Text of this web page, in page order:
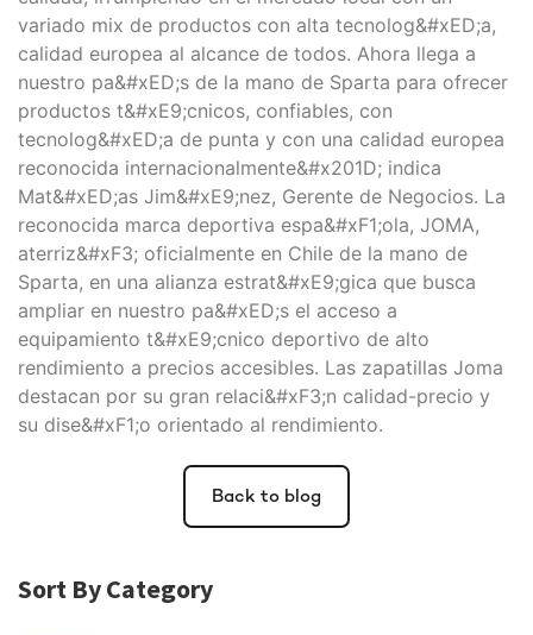
Sort By Category
variado mix de productos con alta tecnolog&#xED;a,
calidad europea al alcance de todos. Ahora llega a
nuestro pa&#xED;s de la mano de Sparta para ofrecer
productos t&#xE9;cnicos, confiables, con
tecnolog&#xED;a de punta y con una calidad europea
reconocida internacionalmente&#x201D; indica
Mat&#xED;as Jim&#xE9;nez, Gerente de Negocios. La
reconocida marca deportiva espa&#xF1;ola, JOMA,
aterriz&#xF3; oficialmente en Chile de la mano de
Sparta, en una alianza estrat&#xE9;gica que busca
ampliar en nuestro pa&#xED;s el acceso a
equipamiento t&#xE9;cnico deportivo de alto
rendimiento a precios accesibles. Las zapatillas Joma
destacan por su gran relaci&#xF3;n calidad-precio y
su dise&#xF1;o orientado al rendimiento.
Back to blog